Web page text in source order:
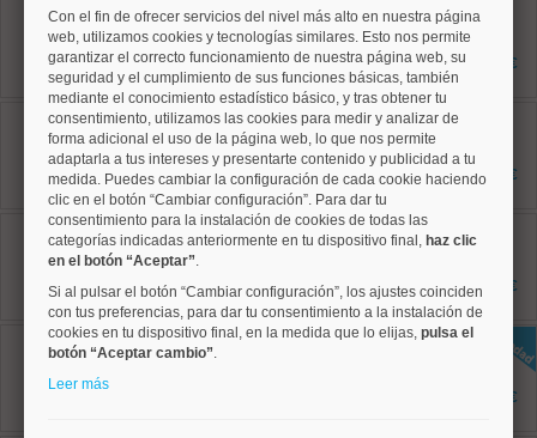
Ref: 50004786
96 m²
2 dormitorios
2 baños
2.200 €
Tetuán, Castillejos
Ref: 50004801
2 dormitorios
1 baños
1.650 €
Tetuán, Cuatro Caminos
Ref: 50004227
1 baños
3.000 €
Salamanca, Recoletos
Ref: 50004825
3.000 €
Con el fin de ofrecer servicios del nivel más alto en nuestra página
web, utilizamos cookies y tecnologías similares. Esto nos permite
garantizar el correcto funcionamiento de nuestra página web, su
seguridad y el cumplimiento de sus funciones básicas, también
mediante el conocimiento estadístico básico, y tras obtener tu
consentimiento, utilizamos las cookies para medir y analizar de
forma adicional el uso de la página web, lo que nos permite
adaptarla a tus intereses y presentarte contenido y publicidad a tu
medida. Puedes cambiar la configuración de cada cookie haciendo
clic en el botón “Cambiar configuración”. Para dar tu
consentimiento para la instalación de cookies de todas las
categorías indicadas anteriormente en tu dispositivo final, haz clic
en el botón “Aceptar”.
Si al pulsar el botón “Cambiar configuración”, los ajustes coinciden
con tus preferencias, para dar tu consentimiento a la instalación de
cookies en tu dispositivo final, en la medida que lo elijas, pulsa el
botón “Aceptar cambio”.
Leer más